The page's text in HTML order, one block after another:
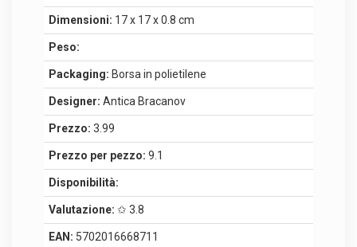
Dimensioni: 17 x 17 x 0.8 cm
Peso:
Packaging: Borsa in polietilene
Designer: Antica Bracanov
Prezzo: 3.99
Prezzo per pezzo: 9.1
Disponibilità:
Valutazione: ✩ 3.8
EAN: 5702016668711